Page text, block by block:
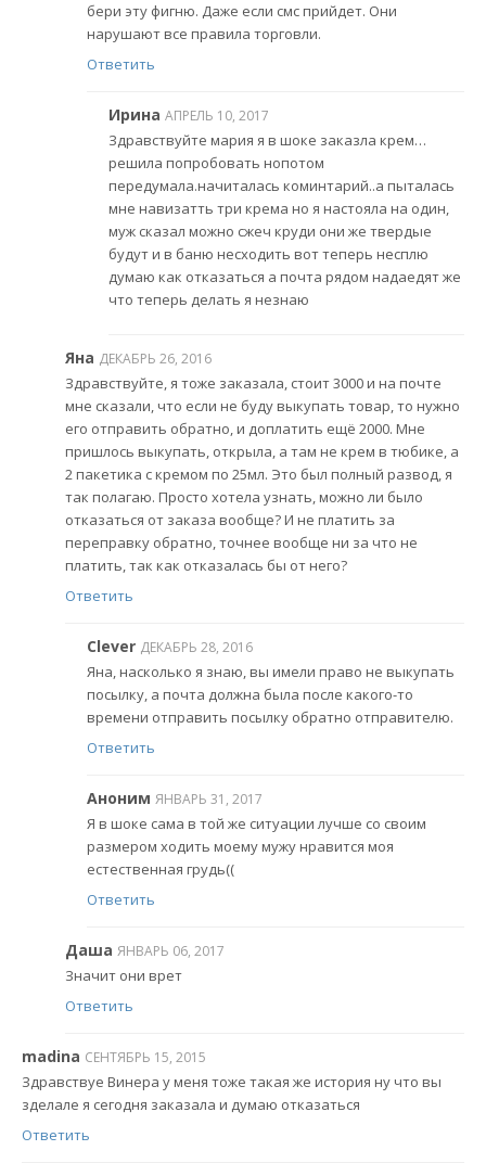
бери эту фигню. Даже если смс прийдет. Они
нарушают все правила торговли.
Ответить
Ирина АПРЕЛЬ 10, 2017
Здравствуйте мария я в шоке заказла крем…
решила попробовать нопотом
передумала.начиталась коминтарий..а пыталась
мне навизатть три крема но я настояла на один,
муж сказал можно сжеч круди они же твердые
будут и в баню несходить вот теперь несплю
думаю как отказаться а почта рядом надаедят же
что теперь делать я незнаю
Яна ДЕКАБРЬ 26, 2016
Здравствуйте, я тоже заказала, стоит 3000 и на почте
мне сказали, что если не буду выкупать товар, то нужно
его отправить обратно, и доплатить ещё 2000. Мне
пришлось выкупать, открыла, а там не крем в тюбике, а
2 пакетика с кремом по 25мл. Это был полный развод, я
так полагаю. Просто хотела узнать, можно ли было
отказаться от заказа вообще? И не платить за
переправку обратно, точнее вообще ни за что не
платить, так как отказалась бы от него?
Ответить
Clever ДЕКАБРЬ 28, 2016
Яна, насколько я знаю, вы имели право не выкупать
посылку, а почта должна была после какого-то
времени отправить посылку обратно отправителю.
Ответить
Аноним ЯНВАРЬ 31, 2017
Я в шоке сама в той же ситуации лучше со своим
размером ходить моему мужу нравится моя
естественная грудь((
Ответить
Даша ЯНВАРЬ 06, 2017
Значит они врет
Ответить
madina СЕНТЯБРЬ 15, 2015
Здравствуе Винера у меня тоже такая же история ну что вы
зделале я сегодня заказала и думаю отказаться
Ответить